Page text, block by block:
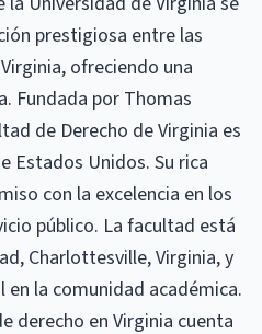
prestigiosa entre las
ofreciendo una
Fundada por Thomas
de Derecho de Virginia es
Estados Unidos. Su rica
con la excelencia en los
público. La facultad está
Charlottesville, Virginia, y
en la comunidad académica.
derecho en Virginia cuenta